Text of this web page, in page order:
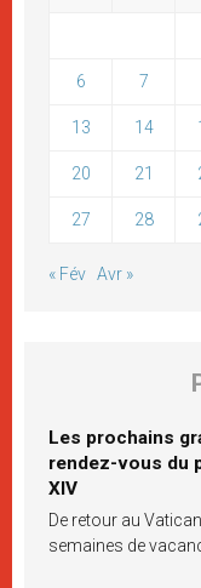
6 7
13 14
20 21
27 28
« Fév Avr »
Les prochains
rendez-vous du
XIV
De retour au
semaines de